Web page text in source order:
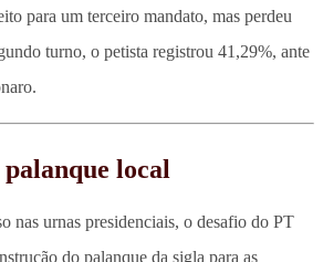
para um terceiro mandato, mas perdeu
turno, o petista registrou 41,29%, ante
local
nas urnas presidenciais, o desafio do PT
do palanque da sigla para as